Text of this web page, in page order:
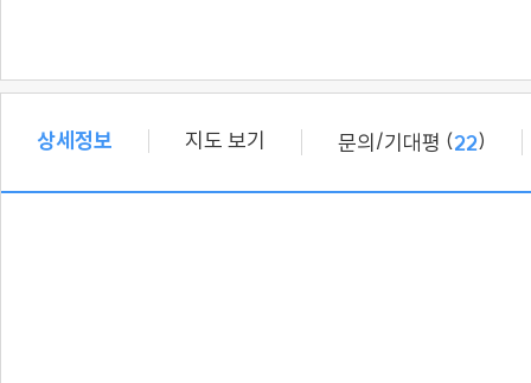
상세정보 지도 보기 문의/기대평 (22)